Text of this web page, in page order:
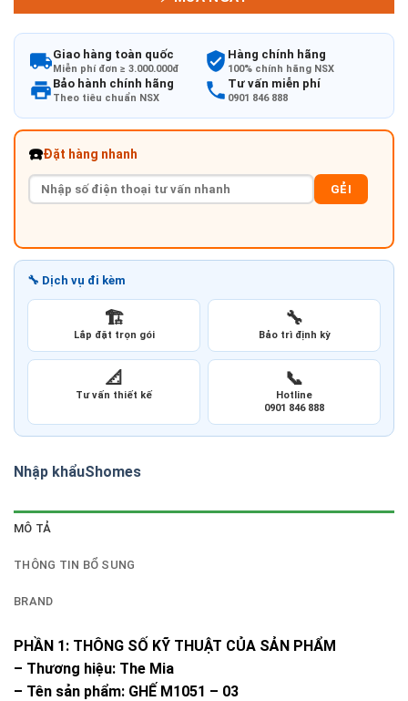
Giao hàng toàn quốc
Miễn phí đơn ≥ 3.000.000đ
Hàng chính hãng
100% chính hãng NSX
Bảo hành chính hãng
Theo tiêu chuẩn NSX
Tư vấn miễn phí
0901 846 888
☎️Đặt hàng nhanh
GẺI
🔧 Dịch vụ đi kèm
🏗️
Lắp đặt trọn gói
🔧
Bảo trì định kỳ
📐
Tư vấn thiết kế
📞
Hotline
0901 846 888
Nhập khẩuShomes
MÔ TẢ
THÔNG TIN BỔ SUNG
BRAND
PHẦN 1: THÔNG SỐ KỸ THUẬT CỦA SẢN PHẨM
– Thương hiệu: The Mia
– Tên sản phẩm: GHẾ M1051 – 03